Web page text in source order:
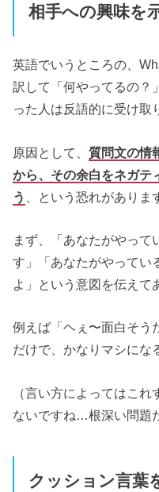
相手への興味を
英語でいうところの、
訳して「何やってるの？
った人は反語的に受け取
原因として、質問文の情
から、その余白をネガテ
う
、という恐れがありま
まず、「あなたがやって
す」「あなたがやってい
よ」という意図を伝えて
例えば「ヘぇ〜面白そう
だけで、かなりマシにな
（言い方によってはこ
ないですね…根深い問題だ
クッション言葉